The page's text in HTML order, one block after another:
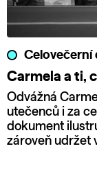
Celovečerní
Carmela a ti,
Odvážná
utečenců i za
dokument
zároveň udržet